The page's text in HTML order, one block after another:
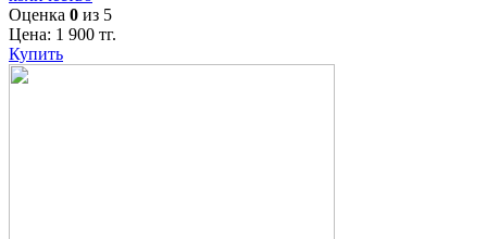
Оценка 0 из 5
Цена: 1 900 тг.
Купить